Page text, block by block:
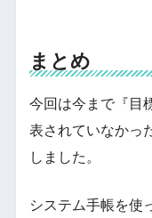
まとめ
今回は今まで『目
表されていなかっ
しました。
システム手帳を使